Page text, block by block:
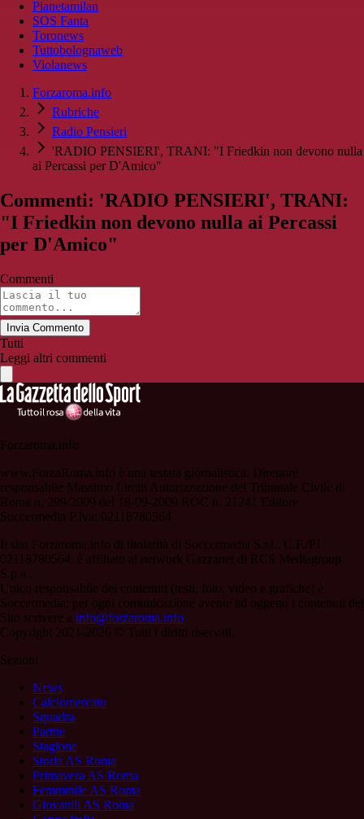
Pianetamilan
SOS Fanta
Toronews
Tuttobolognaweb
Violanews
Forzaroma.info
Rubriche
Radio Pensieri
'RADIO PENSIERI', TRANI: "I Friedkin non devono nulla
ai Percassi per D'Amico"
Commenti: 'RADIO PENSIERI', TRANI:
"I Friedkin non devono nulla ai Percassi
per D'Amico"
Commenti
Invia Commento
Tutti
Leggi altri commenti
Forzaroma.info
www.ForzaRoma.info è una testata giornalistica. Direttore
responsabile Massimo Limiti Autorizzazione del Tribunale Civile di
Roma n. 299/2009 del 18-09-2009 ROC n. 21241 Editore
Soccermedia P.Iva: 02118780564
Il sito Forzaroma.info di titolarità di Soccermedia S.r.l., C.F./PI
02118780564, è affiliato al network Gazzanet di RCS Mediagroup
S.p.a..
Unico responsabile dei contenuti (testi, foto, video e grafiche) è
Soccermedia; per ogni comunicazione avente ad oggetto i contenuti del
Sito scrivere a info@forzaroma.info
Copyright 2021-2026 © Tutti i diritti riservati.
Sezioni
News
Calciomercato
Squadra
Partite
Stagione
Storia AS Roma
Primavera AS Roma
Femminile AS Roma
Giovanili AS Roma